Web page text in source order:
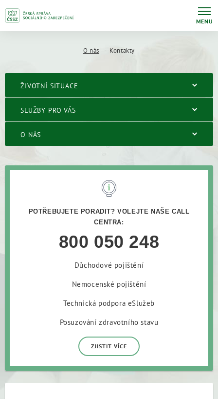
MENU
O nás Kontakty
ŽIVOTNÍ SITUACE
SLUŽBY PRO VÁS
O NÁS
POTŘEBUJETE PORADIT? VOLEJTE NAŠE CALL
CENTRA:
800 050 248
Důchodové pojištění
Nemocenské pojištění
Technická podpora eSlužeb
Posuzování zdravotního stavu
ZJISTIT VÍCE